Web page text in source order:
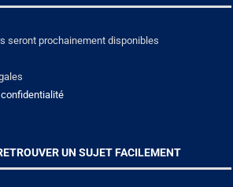
seront prochainement disponibles
UN SUJET FACILEMENT